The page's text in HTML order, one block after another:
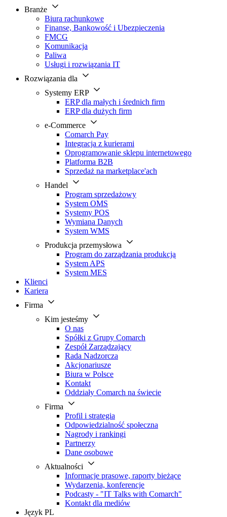
Branże
Biura rachunkowe
Finanse, Bankowość i Ubezpieczenia
FMCG
Komunikacja
Paliwa
Usługi i rozwiązania IT
Rozwiązania dla
Systemy ERP
ERP dla małych i średnich firm
ERP dla dużych firm
e-Commerce
Comarch Pay
Integracja z kurierami
Oprogramowanie sklepu internetowego
Platforma B2B
Sprzedaż na marketplace'ach
Handel
Program sprzedażowy
System OMS
Systemy POS
Wymiana Danych
System WMS
Produkcja przemysłowa
Program do zarządzania produkcją
System APS
System MES
Klienci
Kariera
Firma
Kim jesteśmy
O nas
Spółki z Grupy Comarch
Zespół Zarządzający
Rada Nadzorcza
Akcjonariusze
Biura w Polsce
Kontakt
Oddziały Comarch na świecie
Firma
Profil i strategia
Odpowiedzialność społeczna
Nagrody i rankingi
Partnerzy
Dane osobowe
Aktualności
Informacje prasowe, raporty bieżące
Wydarzenia, konferencje
Podcasty - "IT Talks with Comarch"
Kontakt dla mediów
Język PL